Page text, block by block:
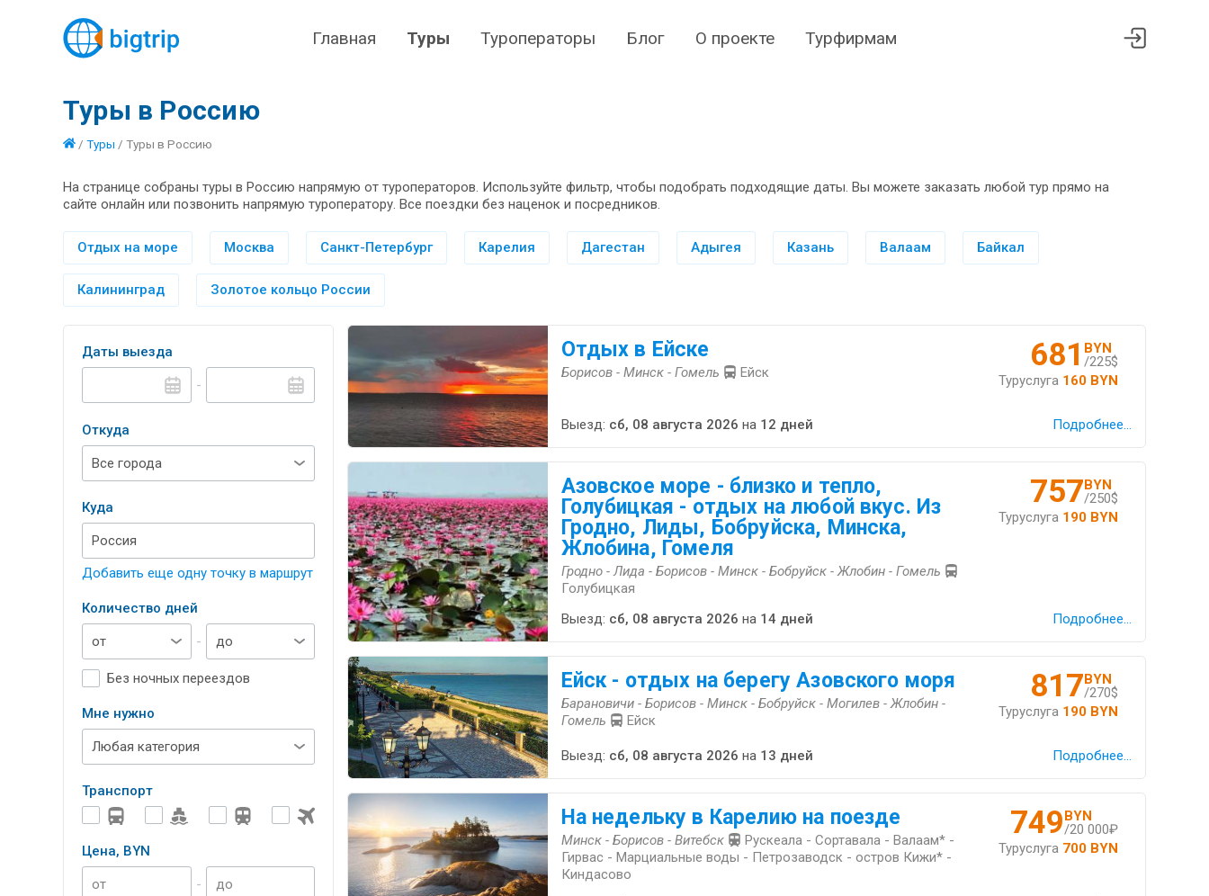
Главная Туры Туроператоры Блог О проекте Турфирмам
Туры в Россию
/ Туры / Туры в Россию
На странице собраны туры в Россию напрямую от туроператоров. Используйте фильтр, чтобы подобрать подходящие даты. Вы можете заказать любой тур прямо на
сайте онлайн или позвонить напрямую туроператору. Все поездки без наценок и посредников.
Отдых на море Москва Санкт-Петербург Карелия Дагестан Адыгея Казань Валаам Байкал
Калининград Золотое кольцо России
Даты выезда
-
Откуда
Куда
Добавить еще одну точку в маршрут
Количество дней
-
Без ночных переездов
Мне нужно
Транспорт
Цена, BYN
-
Отдых в Ейске
Борисов - Минск - Гомель Ейск 681 BYN
/225$
Туруслуга 160 BYN
Выезд: сб, 08 августа 2026 на 12 дней Подробнее...
Азовское море - близко и тепло,
Голубицкая - отдых на любой вкус. Из
Гродно, Лиды, Бобруйска, Минска,
Жлобина, Гомеля
Гродно - Лида - Борисов - Минск - Бобруйск - Жлобин - Гомель
Голубицкая
757BYN
/250$
Туруслуга 190 BYN
Выезд: сб, 08 августа 2026 на 14 дней Подробнее...
Ейск - отдых на берегу Азовского моря
Барановичи - Борисов - Минск - Бобруйск - Могилев - Жлобин -
Гомель
Ейск
817BYN
/270$
Туруслуга 190 BYN
Выезд: сб, 08 августа 2026 на 13 дней Подробнее...
На недельку в Карелию на поезде
Минск - Борисов - Витебск
Рускеала - Сортавала - Валаам* -
Гирвас - Марциальные воды - Петрозаводск - остров Кижи* -
Киндасово
749BYN
/20 000₽
Туруслуга 700 BYN